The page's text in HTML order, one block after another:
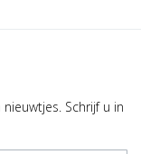
Schrijf u in